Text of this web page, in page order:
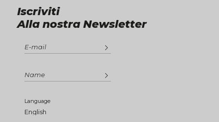
Iscriviti
Alla nostra Newsletter
Language